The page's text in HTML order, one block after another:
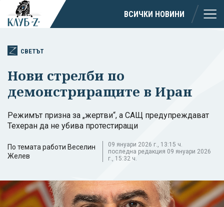
ВСИЧКИ НОВИНИ
СВЕТЪТ
Нови стрелби по
демонстриращите в Иран
Режимът призна за „жертви“, а САЩ предупреждават
Техеран да не убива протестиращи
По темата работи Веселин
Желев
09 януари 2026 г., 13:15 ч.
последна редакция 09 януари 2026
г., 15:32 ч.